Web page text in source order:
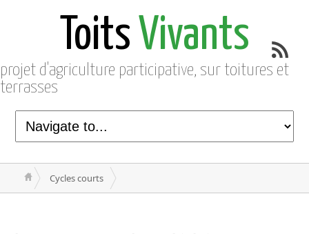
Toits Vivants
projet d'agriculture participative, sur toitures et
terrasses
Cycles courts